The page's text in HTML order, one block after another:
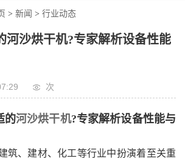
> 新闻 > 行业动态
河沙烘干机?专家解析设备性能
次
的河沙烘干机?专家解析设备性能与
筑、建材、化工等行业中扮演着至关重